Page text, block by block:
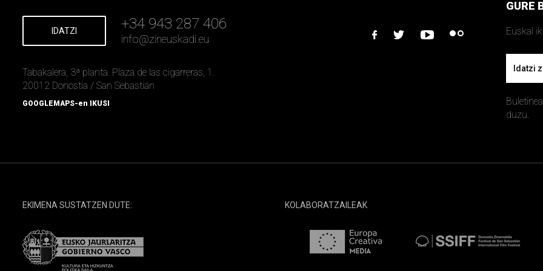
IDATZI +34 943 287 406
info@zineuskadi.eu
Tabakalera, 3ª planta. Plaza de las cigarreras, 1.
20012 Donostia / San Sebastián
GOOGLEMAPS-en IKUSI
facebook
twitter youtubeflickr
GURE
Euskal
duzu.
EKIMENA SUSTATZEN DUTE: KOLABORATZAILEAK